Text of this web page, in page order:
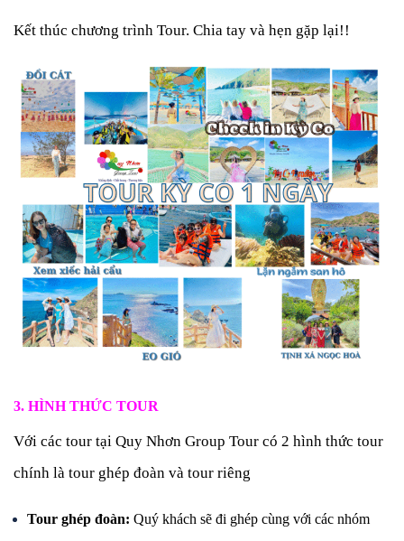
Kết thúc chương trình Tour. Chia tay và hẹn gặp lại!!
3. HÌNH THỨC TOUR
Với các tour tại Quy Nhơn Group Tour có 2 hình thức tour
chính là tour ghép đoàn và tour riêng
Tour ghép đoàn: Quý khách sẽ đi ghép cùng với các nhóm